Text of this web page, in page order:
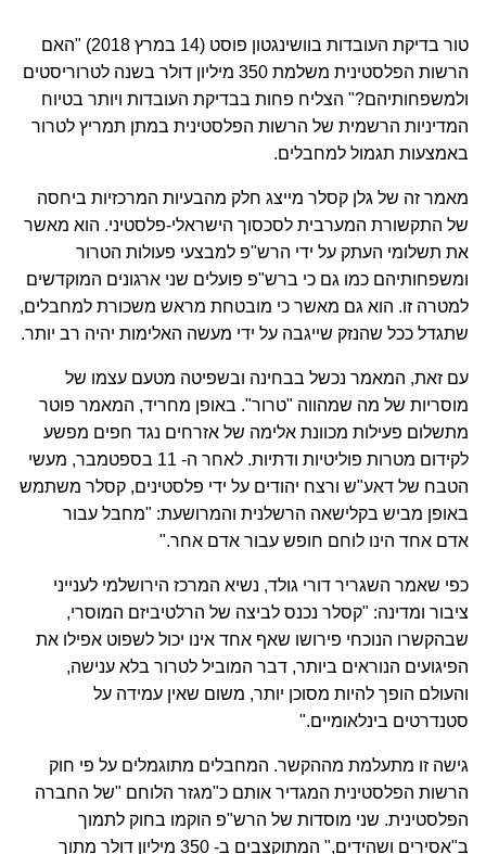
טור בדיקת העובדות בוושינגטון פוסט (14 במרץ 2018) "האם
הרשות הפלסטינית משלמת 350 מיליון דולר בשנה לטרוריסטים
ולמשפחותיהם?" הצליח פחות בבדיקת העובדות ויותר בטיוח
המדיניות הרשמית של הרשות הפלסטינית במתן תמריץ לטרור
באמצעות תגמול למחבלים.
מאמר זה של גלן קסלר מייצג חלק מהבעיות המרכזיות ביחסה
של התקשורת המערבית לסכסוך הישראלי-פלסטיני. הוא מאשר
את תשלומי העתק על ידי הרש"פ למבצעי פעולות הטרור
ומשפחותיהם כמו גם כי ברש"פ פועלים שני ארגונים המוקדשים
למטרה זו. הוא גם מאשר כי מובטחת מראש משכורת למחבלים,
שתגדל ככל שהנזק שייגבה על ידי מעשה האלימות יהיה רב יותר.
עם זאת, המאמר נכשל בבחינה ובשפיטה מטעם עצמו של
מוסריות של מה שמהווה "טרור". באופן מחריד, המאמר פוטר
מתשלום פעילות מכוונת אלימה של אזרחים נגד חפים מפשע
לקידום מטרות פוליטיות ודתיות. לאחר ה- 11 בספטמבר, מעשי
הטבח של דאע"ש ורצח יהודים על ידי פלסטינים, קסלר משתמש
באופן מביש בקלישאה הרשלנית והמרושעת: "מחבל עבור
אדם אחד הינו לוחם חופש עבור אדם אחר."
כפי שאמר השגריר דורי גולד, נשיא המרכז הירושלמי לענייני
ציבור ומדינה: "קסלר נכנס לביצה של הרלטיביזם המוסרי,
שבהקשרו הנוכחי פירושו שאף אחד אינו יכול לשפוט אפילו את
הפיגועים הנוראים ביותר, דבר המוביל לטרור בלא ענישה,
והעולם הופך להיות מסוכן יותר, משום שאין עמידה על
סטנדרטים בינלאומיים."
גישה זו מתעלמת מההקשר. המחבלים מתוגמלים על פי חוק
הרשות הפלסטינית המגדיר אותם כ"מגזר הלוחם "של החברה
הפלסטינית. שני מוסדות של הרש"פ הוקמו בחוק לתמוך
ב"אסירים ושהידים," המתוקצבים ב- 350 מיליון דולר מתוך